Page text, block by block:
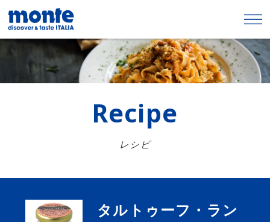
Recipe
レシピ
タルトゥーフ・ラン